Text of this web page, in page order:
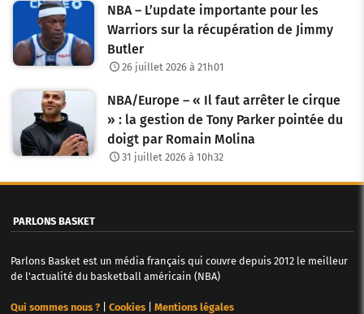
NBA – L’update importante pour les
Warriors sur la récupération de Jimmy
Butler
26 juillet 2026 à 21h01
NBA/Europe – « Il faut arrêter le cirque
» : la gestion de Tony Parker pointée du
doigt par Romain Molina
31 juillet 2026 à 10h32
PARLONS BASKET
Parlons Basket est un média français qui couvre depuis 2012 le meilleur
de l'actualité du basketball américain (NBA)
Qui sommes nous ?| Cookies| Mentions légales